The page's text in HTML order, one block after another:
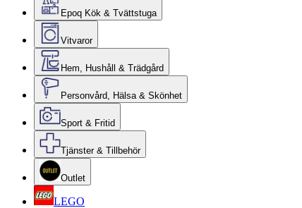
Epoq Kök & Tvättstuga
Vitvaror
Hem, Hushåll & Trädgård
Personvård, Hälsa & Skönhet
Sport & Fritid
Tjänster & Tillbehör
Outlet
LEGO